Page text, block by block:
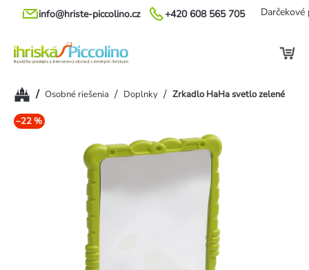
Prejsť
+420 608 565 705
info@hriste-piccolino.cz Darčekové
Domov
/ Osobné riešenia / Doplnky / Zrkadlo HaHa svetlo zelené
–22 %